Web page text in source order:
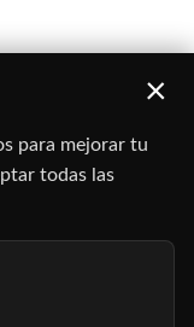
×
para mejorar tu
todas las